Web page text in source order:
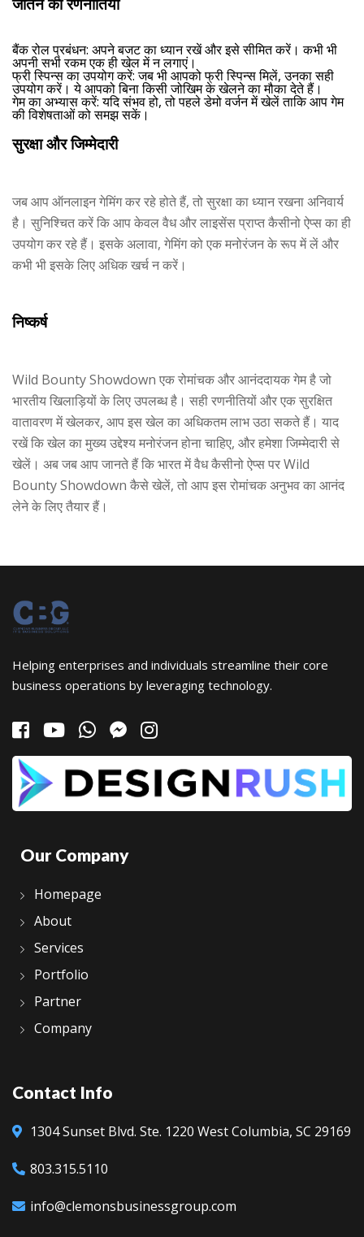
बैंक रोल प्रबंधन: अपने बजट का ध्यान रखें और इसे सीमित करें। कभी भी
अपनी सभी रकम एक ही खेल में न लगाएं।
फ्री स्पिन्स का उपयोग करें: जब भी आपको फ्री स्पिन्स मिलें, उनका सही
उपयोग करें। ये आपको बिना किसी जोखिम के खेलने का मौका देते हैं।
गेम का अभ्यास करें: यदि संभव हो, तो पहले डेमो वर्जन में खेलें ताकि आप गेम
की विशेषताओं को समझ सकें।
सुरक्षा और जिम्मेदारी
जब आप ऑनलाइन गेमिंग कर रहे होते हैं, तो सुरक्षा का ध्यान रखना अनिवार्य
है। सुनिश्चित करें कि आप केवल वैध और लाइसेंस प्राप्त कैसीनो ऐप्स का ही
उपयोग कर रहे हैं। इसके अलावा, गेमिंग को एक मनोरंजन के रूप में लें और
कभी भी इसके लिए अधिक खर्च न करें।
निष्कर्ष
Wild Bounty Showdown एक रोमांचक और आनंददायक गेम है जो
भारतीय खिलाड़ियों के लिए उपलब्ध है। सही रणनीतियों और एक सुरक्षित
वातावरण में खेलकर, आप इस खेल का अधिकतम लाभ उठा सकते हैं। याद
रखें कि खेल का मुख्य उद्देश्य मनोरंजन होना चाहिए, और हमेशा जिम्मेदारी से
खेलें। अब जब आप जानते हैं कि भारत में वैध कैसीनो ऐप्स पर Wild
Bounty Showdown कैसे खेलें, तो आप इस रोमांचक अनुभव का आनंद
लेने के लिए तैयार हैं।
Helping enterprises and individuals streamline their core
business operations by leveraging technology.
Our Company
Homepage
About
Services
Portfolio
Partner
Company
Contact Info
1304 Sunset Blvd. Ste. 1220 West Columbia, SC 29169
803.315.5110
info@clemonsbusinessgroup.com